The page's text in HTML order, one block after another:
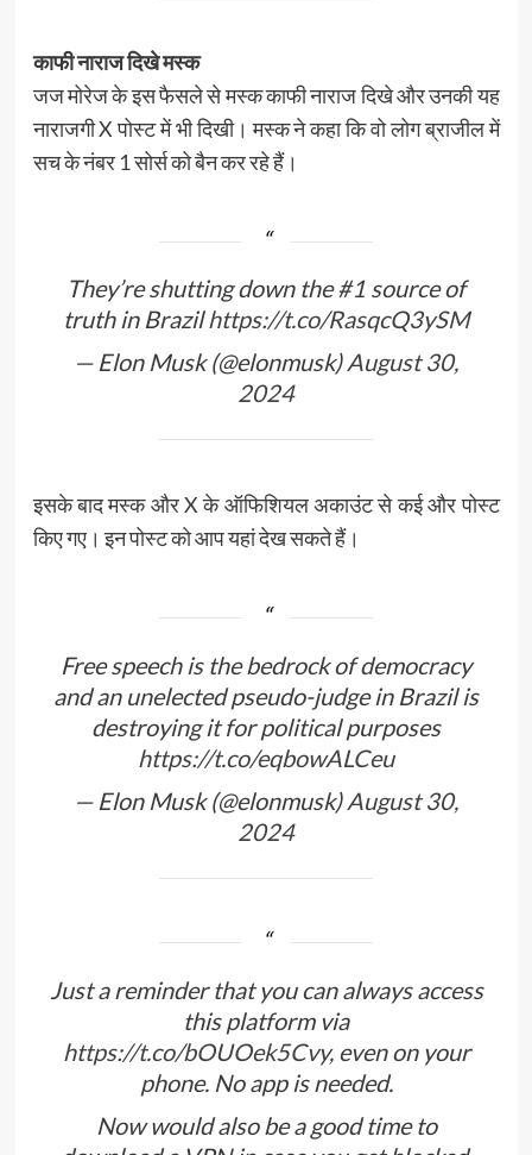
काफी नाराज दिखे मस्क
जज मोरेज के इस फैसले से मस्क काफी नाराज दिखे और उनकी यह
नाराजगी X पोस्ट में भी दिखी। मस्क ने कहा कि वो लोग ब्राजील में
सच के नंबर 1 सोर्स को बैन कर रहे हैं।
They’re shutting down the #1 source of
truth in Brazilhttps://t.co/RasqcQ3ySM
— Elon Musk (@elonmusk)August 30,
2024
इसके बाद मस्क और X के ऑफिशियल अकाउंट से कई और पोस्ट
किए गए। इन पोस्ट को आप यहां देख सकते हैं।
Free speech is the bedrock of democracy
and an unelected pseudo-judge in Brazil is
destroying it for political purposes
https://t.co/eqbowALCeu
— Elon Musk (@elonmusk)August 30,
2024
Just a reminder that you can always access
this platform via
https://t.co/bOUOek5Cvy, even on your
phone. No app is needed.
Now would also be a good time to